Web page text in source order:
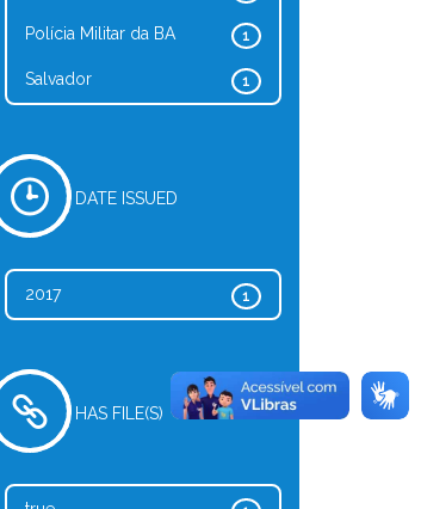
1
Polícia Militar da BA
1
Salvador
DATE ISSUED
1
2017
HAS FILE(S)